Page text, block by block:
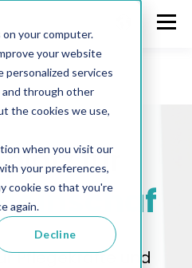
your computer.
your website
personalized services
through other
the cookies we use,
when you visit our
your preferences,
cookie so that you're
again.
Decline
für